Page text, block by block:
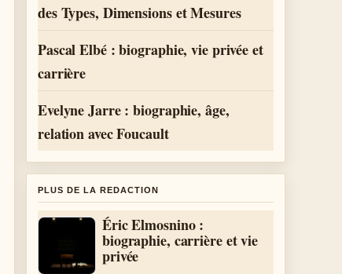
des Types, Dimensions et Mesures
Pascal Elbé : biographie, vie privée et
carrière
Evelyne Jarre : biographie, âge,
relation avec Foucault
PLUS DE LA REDACTION
Éric Elmosnino :
biographie, carrière et vie
privée